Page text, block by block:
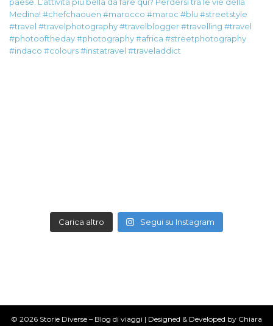
Carica altro Segui su Instagram
© 2026 Storie Diverse – Blog di viaggi | Designed & Developed by Chiara